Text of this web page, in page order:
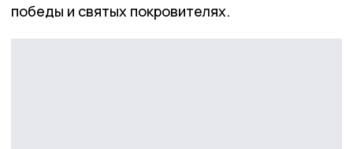
победы и святых покровителях.